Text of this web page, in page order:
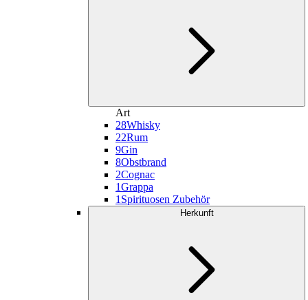
Art
28Whisky
22Rum
9Gin
8Obstbrand
2Cognac
1Grappa
1 Spirituosen Zubehör
Herkunft